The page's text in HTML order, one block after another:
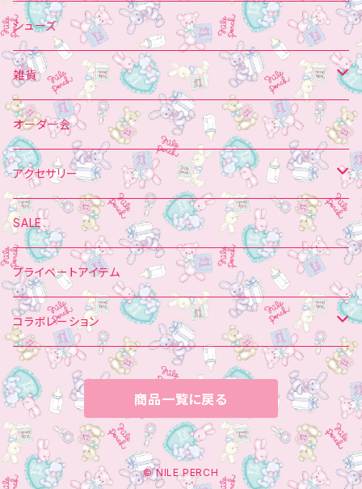
ノースリーブ
白襟
Vフリル
キャミソール
Tシャツ
プリント
パーカー
Tシャツ
かぼちゃパンツ
ジャンパースカート
ショートパンツ
フリルパンツ
ロングパンツ
キャンバストート
アップリケ
プリント
シューズ
雑貨
帽子
ベレー帽
マフラー
ソックス
バッグ
靴
ミトン
ブローチ
オーダー会
アクセサリー
ヘアーアクセサリー
バレッタ＆ブローチ
マフラー
チョーカー
BAG
ミトン
ネックレス
SALE
プライベートアイテム
コラボレーション
ポムポムプリン
マイメロディ
Little Twin Stars
商品一覧に戻る
© NILE PERCH